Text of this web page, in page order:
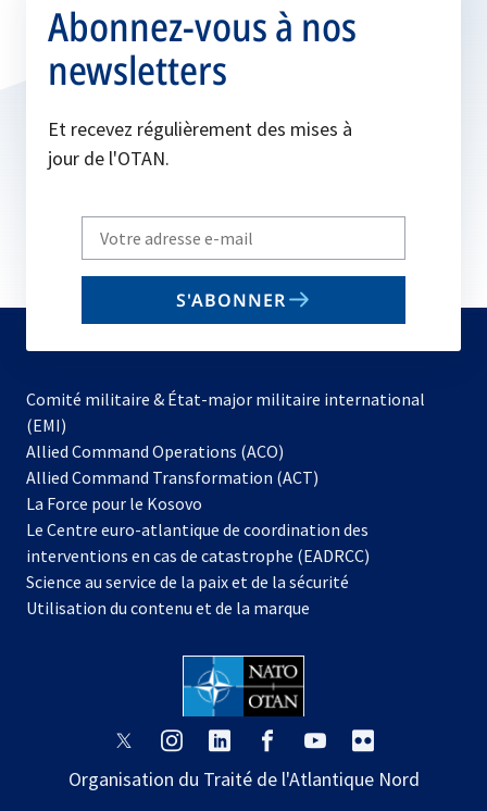
Abonnez-vous à nos
newsletters
Et recevez régulièrement des mises à
jour de l'OTAN.
Write
your
email
S'ABONNER
Comité militaire & État-major militaire international
(EMI)
Allied Command Operations (ACO)
dans
nouvel
onglet
Allied Command Transformation (ACT)
La Force pour le Kosovo
dans
un
nouvel
onglet
Le Centre euro-atlantique de coordination des
interventions en cas de catastrophe (EADRCC)
Science au service de la paix et de la sécurité
Utilisation du contenu et de la marque
s’ouvre
un
s’ouvre
un
s’ouvre
un
s’ouvre
un
s’ouvre
un
un
Organisation du Traité de l'Atlantique Nord